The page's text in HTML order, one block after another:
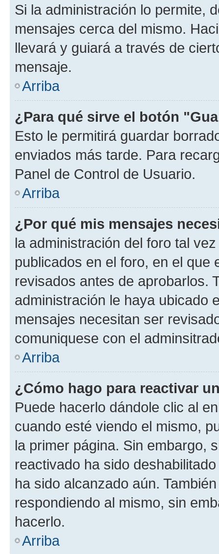
Si la administración lo permite,
mensajes cerca del mismo.
llevará y guiará a través de
mensaje.
Arriba
¿Para qué sirve el botón
Esto le permitirá guardar
enviados más tarde. Para
Panel de Control de Usuario.
Arriba
¿Por qué mis mensajes
la administración del foro tal
publicados en el foro, en el
revisados antes de aprobarlos.
administración le haya ubicado
mensajes necesitan ser
comuniquese con el
Arriba
¿Cómo hago para reactivar
Puede hacerlo dándole clic al
cuando esté viendo el mismo,
la primer página. Sin embargo,
reactivado ha sido
ha sido alcanzado aún.
respondiendo al mismo, sin
hacerlo.
Arriba